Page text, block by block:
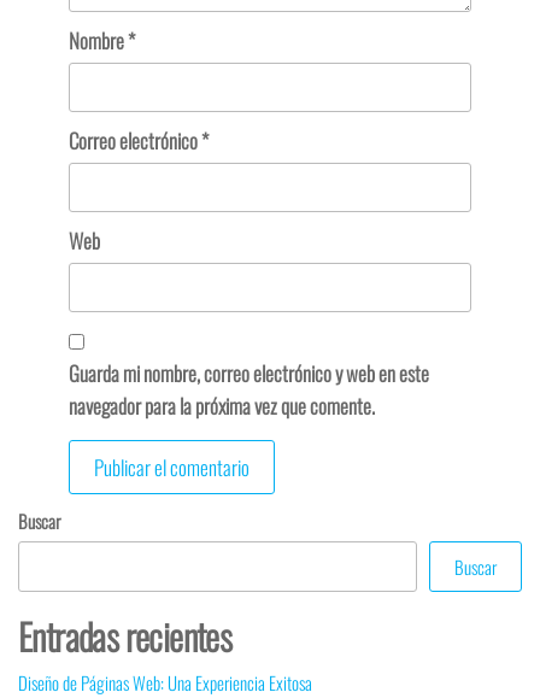
Nombre*
Correo electrónico*
Web
Guarda mi nombre, correo electrónico y web en este
navegador para la próxima vez que comente.
Buscar
Buscar
Entradas recientes
Diseño de Páginas Web: Una Experiencia Exitosa